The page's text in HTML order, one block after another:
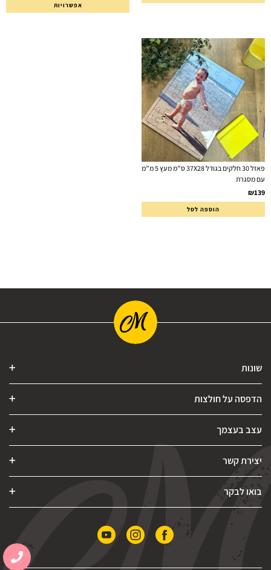
אפשרויות
פאזל 30 חלקים בגודל 37X28 ס”מ מעץ 5 מ”מ
עם מסגרת
₪139
הוספה לסל
שונות
הדפסה על חולצות
עצב בעצמך
יצירת קשר
בואו לבקר